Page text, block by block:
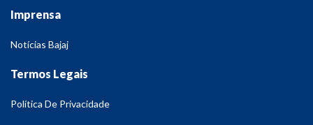
Imprensa
Notícias Bajaj
Termos Legais
Política De Privacidade